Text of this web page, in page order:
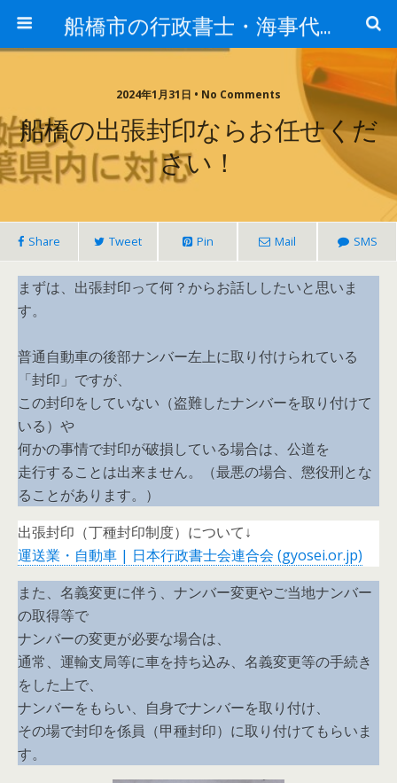
船橋市の行政書士・海事代理士のつぶやき
2024年1月31日 • No Comments
船橋の出張封印ならお任せくだ
さい！
Share Tweet Pin Mail SMS
まずは、出張封印って何？からお話ししたいと思いま
す。
普通自動車の後部ナンバー左上に取り付けられている
「封印」ですが、
この封印をしていない（盗難したナンバーを取り付けて
いる）や
何かの事情で封印が破損している場合は、公道を
走行することは出来ません。（最悪の場合、懲役刑とな
ることがあります。）
出張封印（丁種封印制度）について↓
運送業・自動車 | 日本行政書士会連合会 (gyosei.or.jp)
また、名義変更に伴う、ナンバー変更やご当地ナンバー
の取得等で
ナンバーの変更が必要な場合は、
通常、運輸支局等に車を持ち込み、名義変更等の手続き
をした上で、
ナンバーをもらい、自身でナンバーを取り付け、
その場で封印を係員（甲種封印）に取り付けてもらいま
す。